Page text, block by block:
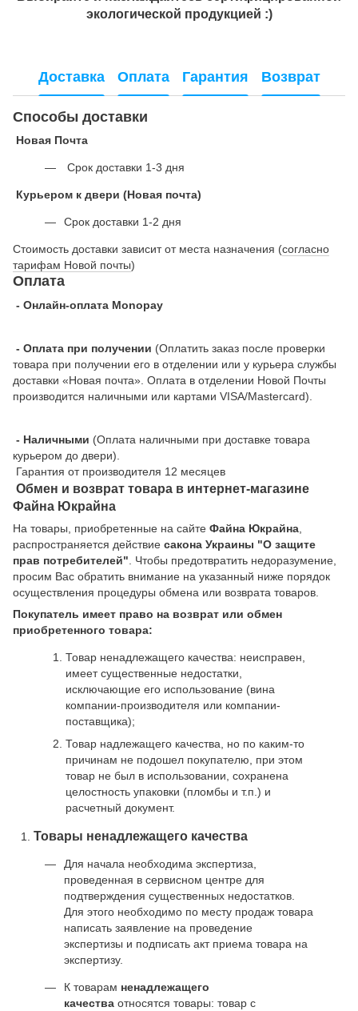
экологической продукцией :)
Доставка Оплата Гарантия Возврат
Способы доставки
Новая Почта
Срок доставки 1-3 дня
Курьером к двери (Новая почта)
Срок доставки 1-2 дня
Стоимость доставки зависит от места назначения (согласно
тарифам Новой почты)
Оплата
- Онлайн-оплата Monopay
- Оплата при получении (Оплатить заказ после проверки
товара при получении его в отделении или у курьера службы
доставки «Новая почта». Оплата в отделении Новой Почты
производится наличными или картами VISA/Mastercard).
- Наличными (Оплата наличными при доставке товара
курьером до двери).
Гарантия от производителя 12 месяцев
Обмен и возврат товара в интернет-магазине
Файна Юкрайна
На товары, приобретенные на сайте Файна Юкрайна
распространяется действие cакона Украины "О защите
прав потребителей" . Чтобы предотвратить недоразумение,
просим Вас обратить внимание на указанный ниже порядок
осуществления процедуры обмена или возврата товаров.
Покупатель имеет право на возврат или обмен
приобретенного товара:
Товар ненадлежащего качества: неисправен,
имеет существенные недостатки,
исключающие его использование (вина
компании-производителя или компании-
поставщика);
Товар надлежащего качества, но по каким-то
причинам не подошел покупателю, при этом
товар не был в использовании, сохранена
целостность упаковки (пломбы и т.п.) и
расчетный документ.
Товары ненадлежащего качества
Для начала необходима экспертиза,
проведенная в сервисном центре для
подтверждения существенных недостатков.
Для этого необходимо по месту продаж товара
написать заявление на проведение
экспертизы и подписать акт приема товара на
экспертизу.
К товарам ненадлежащего
качества относятся товары: товар с